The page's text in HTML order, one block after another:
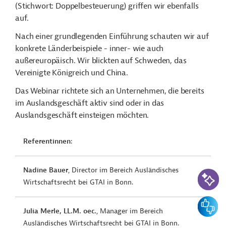
(Stichwort: Doppelbesteuerung) griffen wir ebenfalls
auf.
Nach einer grundlegenden Einführung schauten wir auf
konkrete Länderbeispiele - inner- wie auch
außereuropäisch. Wir blickten auf Schweden, das
Vereinigte Königreich und China.
Das Webinar richtete sich an Unternehmen, die bereits
im Auslandsgeschäft aktiv sind oder in das
Auslandsgeschäft einsteigen möchten.
Referentinnen:
Nadine Bauer, Director im Bereich Ausländisches
Wirtschaftsrecht bei GTAI in Bonn.
Julia Merle, LL.M. oec., Manager im Bereich
Ausländisches Wirtschaftsrecht bei GTAI in Bonn.
KI-